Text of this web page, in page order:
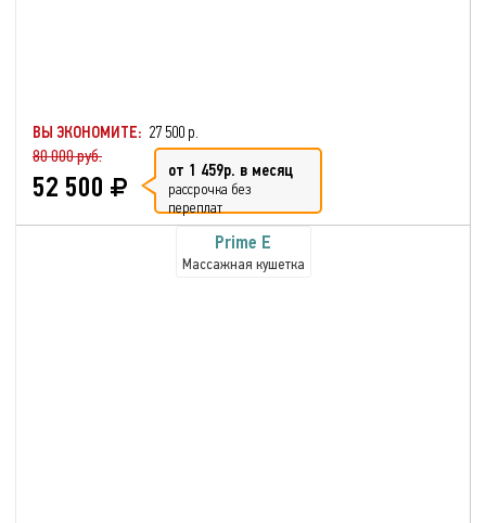
ВЫ ЭКОНОМИТЕ: 27 500 р.
80 000 руб.
52 500 от 1 459р. в месяц
рассрочка без
переплат
Prime E
Массажная кушетка